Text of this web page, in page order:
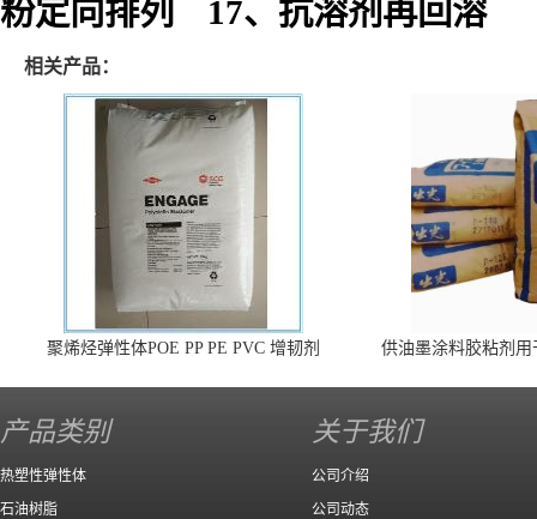
粉定向排列 17、抗溶剂再回溶
相关产品：
聚烯烃弹性体POE PP PE PVC 增韧剂
供油墨涂料胶粘剂
产品类别
热塑性弹性体
石油树脂
关于我们
公司介绍
公司动态